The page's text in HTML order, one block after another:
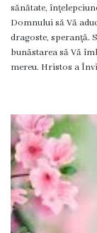
Petiții
online
Licitații
și
achiziții
sănătate,
Domnului să Vă
dragoste, speranţă.
bunăstarea să Vă
mereu. Hristos a